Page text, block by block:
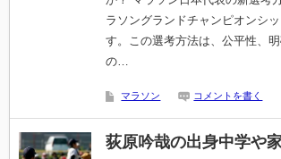
ラソングランドチャンピオンシ
す。この選考方法は、公平性、
の…
マラソン コメントを書く
荻原吟哉の出身中学や